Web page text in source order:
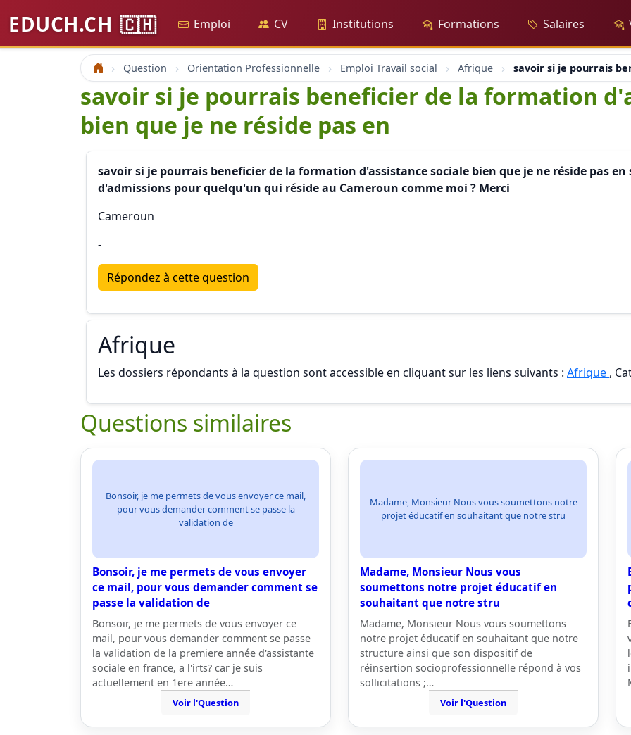
EDUCH.CH 🇨🇭 Emploi CV Institutions Formations Salaires
Accueil Question Orientation Professionnelle Emploi Travail social Afrique savoir si je pourrais
savoir si je pourrais beneficier de la formation
bien que je ne réside pas en
savoir si je pourrais beneficier de la formation d'assistance sociale bien que je ne réside pas
d'admissions pour quelqu'un qui réside au Cameroun comme moi ? Merci
Cameroun
-
Répondez à cette question
Afrique
Les dossiers répondants à la question sont accessible en cliquant sur les liens suivants : Afrique ,
Questions similaires
Bonsoir, je me permets de vous envoyer ce mail,
pour vous demander comment se passe la
validation de
Bonsoir, je me permets de vous envoyer
ce mail, pour vous demander comment se
passe la validation de
Bonsoir, je me permets de vous envoyer ce
mail, pour vous demander comment se passe
la validation de la premiere année d'assistante
sociale en france, a l'irts? car je suis
actuellement en 1ere année…
Voir l'Question
Madame, Monsieur Nous vous soumettons notre
projet éducatif en souhaitant que notre stru
Madame, Monsieur Nous vous
soumettons notre projet éducatif en
souhaitant que notre stru
Madame, Monsieur Nous vous soumettons
notre projet éducatif en souhaitant que notre
structure ainsi que son dispositif de
réinsertion socioprofessionnelle répond à vos
sollicitations ;…
Voir l'Question